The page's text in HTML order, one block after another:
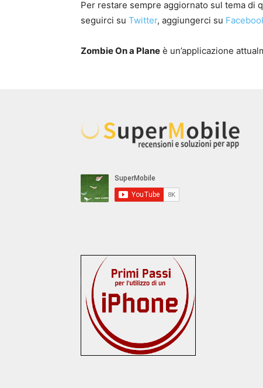
Per restare sempre aggiornato sul tema di
seguirci su Twitter, aggiungerci su
Zombie On a Plane è un’applicazione